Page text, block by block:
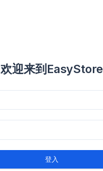
欢迎来到EasyStore
登入